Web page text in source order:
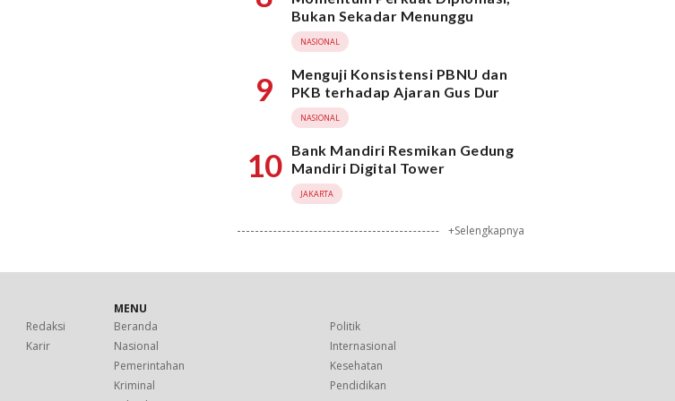
Bukan Sekadar Menunggu
NASIONAL
9
Menguji Konsistensi PBNU dan
PKB terhadap Ajaran Gus Dur
NASIONAL
10 Bank Mandiri Resmikan Gedung
Mandiri Digital Tower
JAKARTA
+Selengkapnya
Redaksi
Karir
MENU
Beranda
Politik
Nasional
Internasional
Pemerintahan
Kesehatan
Kriminal
Pendidikan